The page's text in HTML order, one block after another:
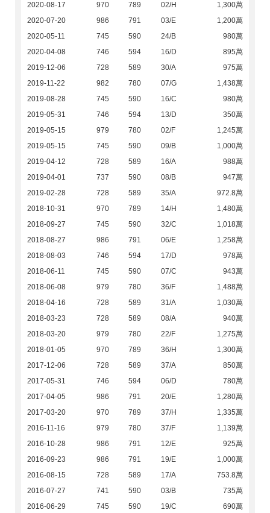
2020-08-17 970 789 02/H
1,300萬
2020-07-20
986 791 03/E
1,200萬
2020-05-11
745 590 24/B
980萬
2020-04-08
746 594 16/D
895萬
2019-12-06
728 589 30/A
975萬
2019-11-22
982 780 07/G
1,438萬
2019-08-28
745 590 16/C
980萬
2019-05-31
746 594 13/D
350萬
2019-05-15
979 780 02/F
1,245萬
2019-05-15
745 590 09/B
1,000萬
2019-04-12
728 589 16/A
988萬
2019-04-01
737 590 08/B
947萬
2019-02-28
728 589 35/A
972.8萬
2018-10-31
970 789 14/H
1,480萬
2018-09-27
745 590 32/C
1,018萬
2018-08-27
986 791 06/E
1,258萬
2018-08-03
746 594 17/D
978萬
2018-06-11
745 590 07/C
943萬
2018-06-08
979 780 36/F
1,488萬
2018-04-16
728 589 31/A
1,030萬
2018-03-23
728 589 08/A
940萬
2018-03-20
979 780 22/F
1,275萬
2018-01-05
970 789 36/H
1,300萬
2017-12-06
728 589 37/A
850萬
2017-05-31
746 594 06/D
780萬
2017-04-05
986 791 20/E
1,280萬
2017-03-20
970 789 37/H
1,335萬
2016-11-16
979 780 37/F
1,139萬
2016-10-28
986 791 12/E
925萬
2016-09-23
986 791 19/E
1,000萬
2016-08-15
728 589 17/A
753.8萬
2016-07-27
741 590 03/B
735萬
2016-06-29
745 590 19/C
690萬